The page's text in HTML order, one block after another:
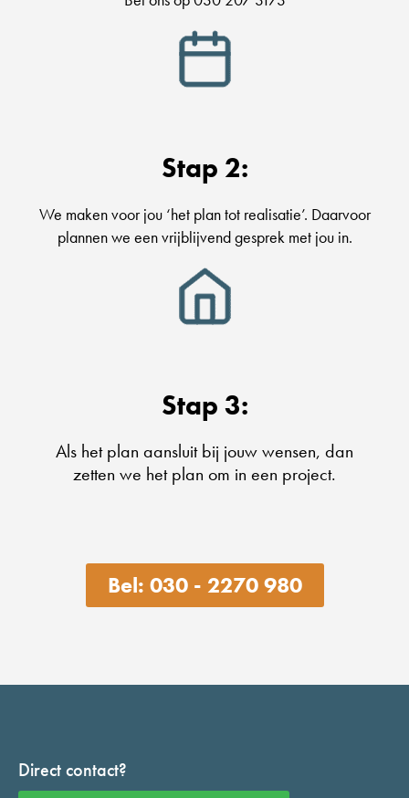
Stap 2:
We maken voor jou ‘het plan tot realisatie’. Daarvoor
plannen we een vrijblijvend gesprek met jou in.
Stap 3:
Als het plan aansluit bij jouw wensen, dan
zetten we het plan om in een project.
Bel: 030 - 2270 980
Direct contact?